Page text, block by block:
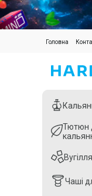
Головна (current)
Тютюн
Чаші
Тютюн
Чаші